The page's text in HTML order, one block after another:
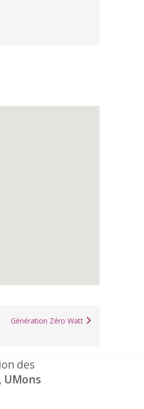
Génération Zéro Watt
des
, UMons